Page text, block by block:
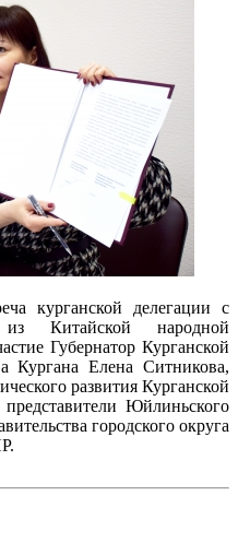
курганской делегации с
Китайской народной
Губернатор Курганской
Кургана Елена Ситникова,
развития Курганской
Юйлиньского
городского округа